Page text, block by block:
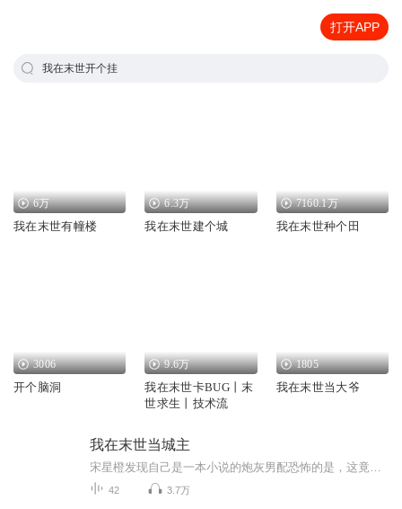
打开APP
我在末世开个挂
6万
我在末世有幢楼
6.3万
我在末世建个城
7160.1万
我在末世种个田
3006
开个脑洞
9.6万
我在末世卡BUG丨末
世求生丨技术流
1805
我在末世当大爷
我在末世当城主
42 3.7万